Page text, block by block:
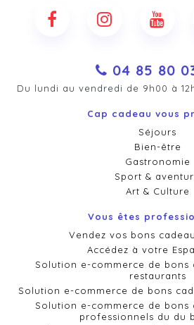
04 85 80
Du lundi au vendredi de 9h00 à
Cap cadeau vous
Séjours
Bien-être
Gastronomie
Sport &
Art & Culture
Vous êtes
Vendez vos bons
Accédez à votre
Solution e-commerce de bons
restaurants
Solution e-commerce de bons
Solution e-commerce de bons
professionnels du du